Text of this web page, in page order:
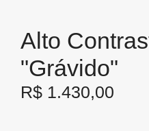
Alto
"Grávido"
R$ 1.430,00